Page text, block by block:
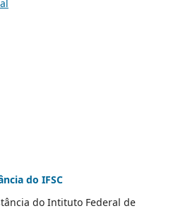
do IFSC
do Intituto Federal de